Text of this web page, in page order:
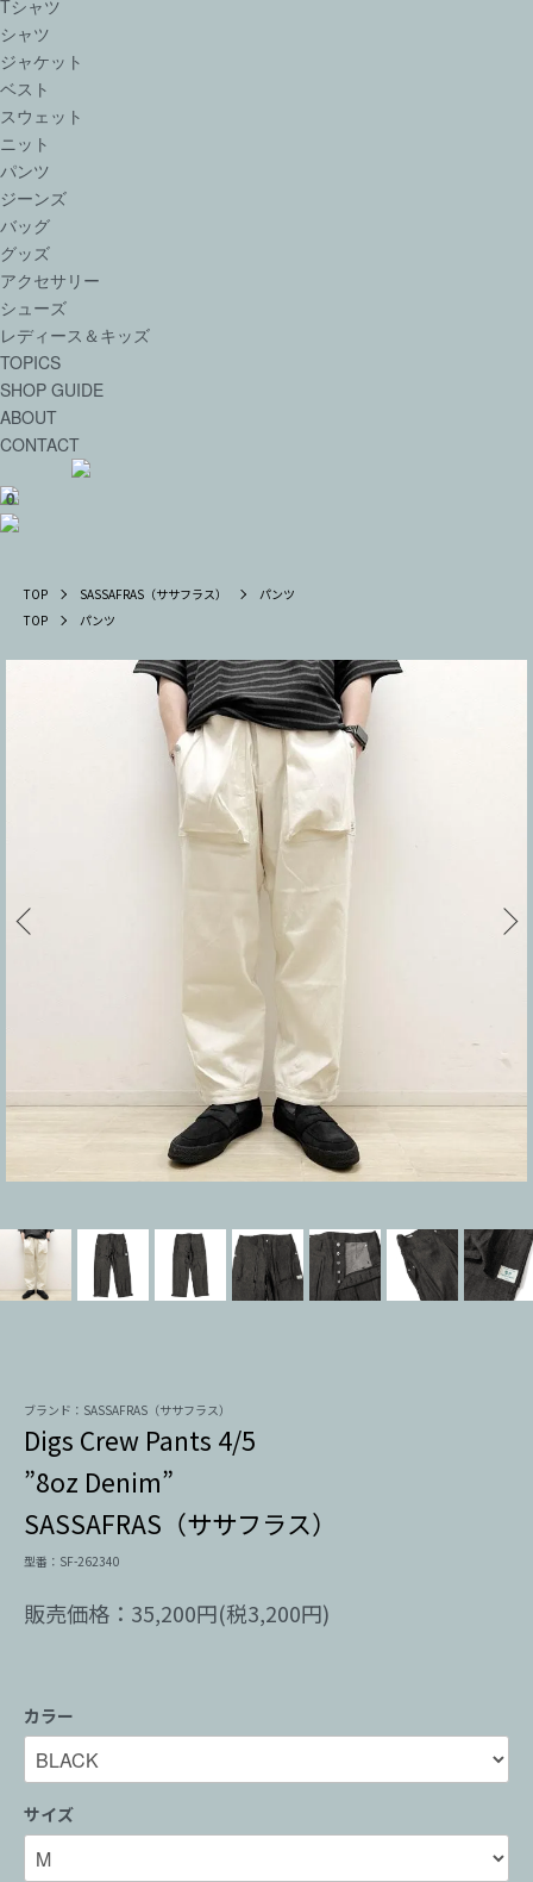
Tシャツ
シャツ
ジャケット
ベスト
スウェット
ニット
パンツ
ジーンズ
バッグ
グッズ
アクセサリー
シューズ
レディース＆キッズ
TOPICS
SHOP GUIDE
ABOUT
CONTACT
0
TOP SASSAFRAS（ササフラス）
パンツ
TOP
パンツ
ブランド：SASSAFRAS（ササフラス）
Digs Crew Pants 4/5
”8oz Denim”
SASSAFRAS（ササフラス）
型番：SF-262340
販売価格：35,200円(税3,200円)
カラー
サイズ